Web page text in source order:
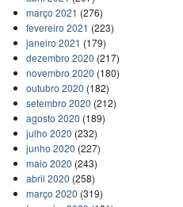
março 2021 (276)
fevereiro 2021 (223)
janeiro 2021 (179)
dezembro 2020 (217)
novembro 2020 (180)
outubro 2020 (182)
setembro 2020 (212)
agosto 2020 (189)
julho 2020 (232)
junho 2020 (227)
maio 2020 (243)
abril 2020 (258)
março 2020 (319)